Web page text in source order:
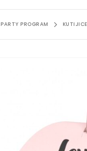
PARTY PROGRAM KUTIJICE